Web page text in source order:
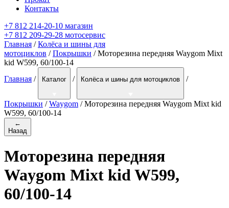
Контакты
+7 812 214-20-10 магазин
+7 812 209-29-28 мотосервис
Главная /Колёса и шины для
мотоциклов /Покрышки / Моторезина передняя Waygom Mixt
kid W599, 60/100-14
Главная / Каталог / Колёса и шины для мотоциклов /
Покрышки / Waygom / Моторезина передняя Waygom Mixt kid
W599, 60/100-14
←
Назад
Моторезина передняя
Waygom Mixt kid W599,
60/100-14